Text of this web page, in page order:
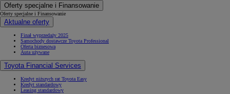
Oferty specjalne i Finansowanie
Oferty specjalne i Finansowanie
Aktualne oferty
Finał wyprzedaży 2025
Samochody dostawcze Toyota Professional
Oferta biznesowa
Auta używane
Toyota Financial Services
Kredyt niższych rat Toyota Easy
Kredyt standardowy
Leasing standardowy